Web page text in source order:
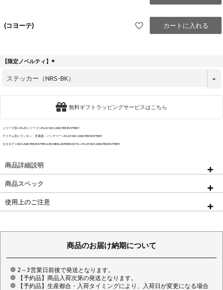
(コヨーテ) カートに入れる
【限定ノベルティ】
必
無料ギフトラッピングサービスはこちら
シリーズ別 PLAYシリーズ PLAY OD CANISTER BATTERY
アイテム別 ランタン・充電器・バッテリー PLAY OD CANISTER BATTERY
カタログ OD CANISTER BATTER×LED MINI LANTERN OCTA. PLAY OD CANISTER BATTERY
商品詳細説明
商品スペック
使用上のご注意
商品のお届け納期について
2～3営業日前後で発送となります。
【予約品】商品入荷次第の発送となります。
【予約品】生産都合・入荷タイミングにより、入荷日が変更になる場合